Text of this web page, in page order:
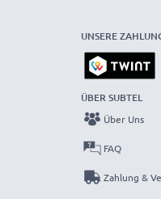
UNSERE
ÜBER SUBTEL
Über Uns
FAQ
Zahlung &